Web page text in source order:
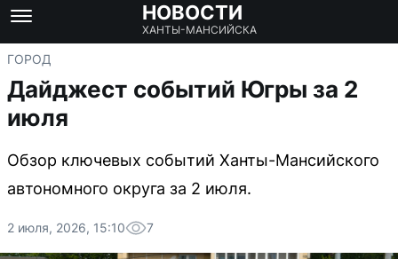
НОВОСТИ
ХАНТЫ-МАНСИЙСКА
ГОРОД
Дайджест событий Югры за 2
июля
Обзор ключевых событий Ханты-Мансийского
автономного округа за 2 июля.
2 июля, 2026, 15:10 7